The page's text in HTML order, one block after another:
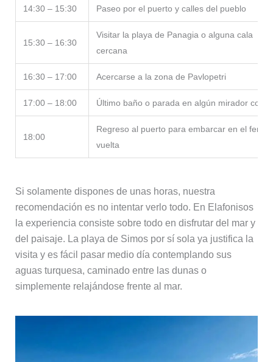
14:30 – 15:30 Paseo por el puerto y calles del pueblo
15:30 – 16:30
Visitar la playa de Panagia o alguna cala
cercana
16:30 – 17:00 Acercarse a la zona de Pavlopetri
17:00 – 18:00 Último baño o parada en algún mirador
18:00
Regreso al puerto para embarcar en el ferry
vuelta
Si solamente dispones de unas horas, nuestra
recomendación es no intentar verlo todo. En Elafonisos
la experiencia consiste sobre todo en disfrutar del mar y
del paisaje. La playa de Simos por sí sola ya justifica la
visita y es fácil pasar medio día contemplando sus
aguas turquesa, caminado entre las dunas o
simplemente relajándose frente al mar.